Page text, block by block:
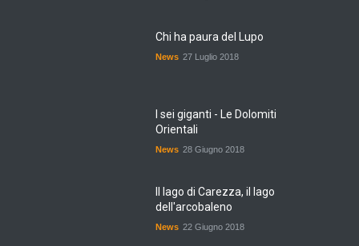
Chi ha paura del Lupo
News 27 Luglio 2018
I sei giganti - Le Dolomiti
Orientali
News 28 Giugno 2018
Il lago di Carezza, il lago
dell'arcobaleno
News 22 Giugno 2018